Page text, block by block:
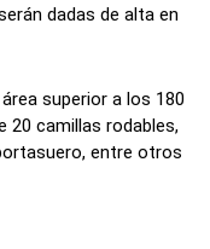
dadas de alta en
superior a los 180
20 camillas rodables,
entre otros